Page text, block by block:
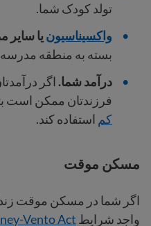
تولد کودک شما.
واکسیناسیون یا سایر
بسته به منطقه
درآمد شما.اگر
فرزندتان ممکن است
کم استفاده کند.
مسکن موقت
اگر شما در مسکن موقت
واجد شرایط Vento Act